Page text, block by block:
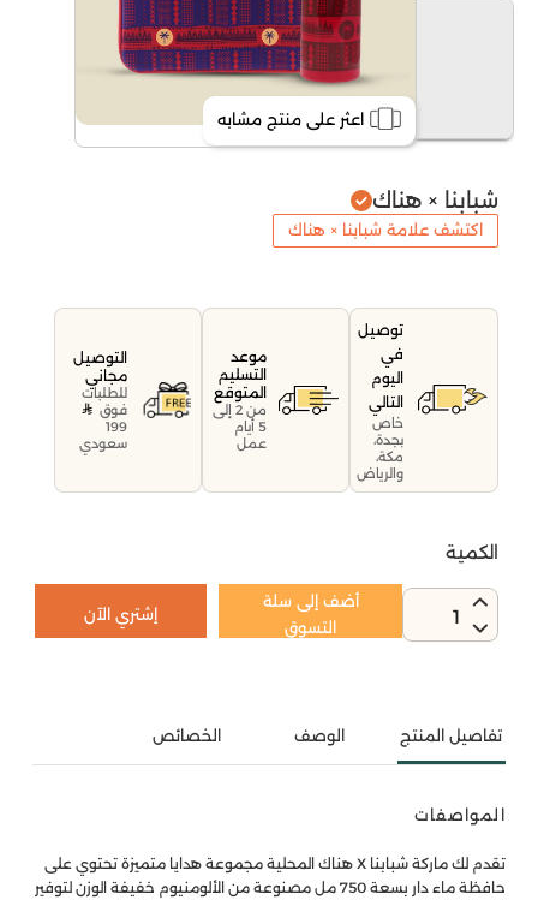
اعثر على منتج مشابه
شبابنا × هناك
اكتشف علامة شبابنا × هناك
توصيل
في
اليوم
التالي
خاص
بجدة،
مكة،
والرياض
موعد
التسليم
المتوقع
من 2 إلى
5 أيام
عمل
التوصيل
مجاني
للطلبات
فوق
199
سعودي
الكمية
1
أضف إلى سلة
التسوق
إشتري الآن
تفاصيل المنتج الوصف الخصائص
المواصفات
تقدم لك ماركة شبابنا X هناك المحلية مجموعة هدايا متميزة تحتوي على
حافظة ماء دار بسعة 750 مل مصنوعة من الألومنيوم خفيفة الوزن لتوفير